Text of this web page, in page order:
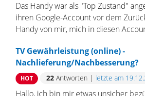
Das Handy war als "Top Zustand"
ihren Google-Account vor dem
Handy von mir, mich in diesen
TV Gewährleistung (online) -
Nachlieferung/Nachbesserung?
HOT 22 Antworten | letzte am
Hallo, ich bin mir etwas unsicher